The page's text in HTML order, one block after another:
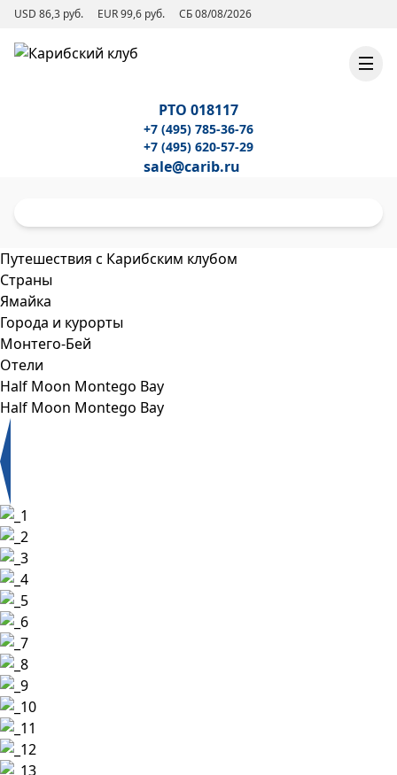
USD 86,3 руб. EUR 99,6 руб. СБ 08/08/2026
РТО 018117
+7 (495) 785-36-76
+7 (495) 620-57-29
sale@carib.ru
Путешествия с Карибским клубом
Страны
Ямайка
Города и курорты
Монтего-Бей
Отели
Half Moon Montego Bay
Half Moon Montego Bay